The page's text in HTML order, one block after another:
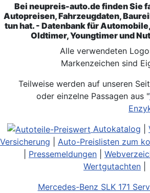
Bei neupreis-auto.de finden Sie
Autopreisen, Fahrzeugdaten,
tun hat. - Datenbank für
Oldtimer, Youngtimer und
Alle verwendeten
Markenzeichen sind
Teilweise werden auf unseren
oder einzelne Passagen aus "
Autokatalog
Versicherung
Auto-Preislisten zum
Pressemeldungen
Wertgutachten
Mercedes-Benz SLK 171